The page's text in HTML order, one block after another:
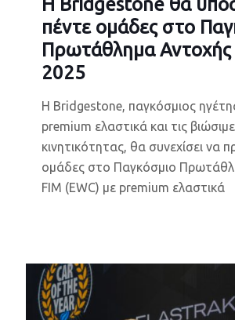
Η Bridgestone θα
πέντε ομάδες στο
Πρωτάθλημα Αντοχής
2025
Η Bridgestone, παγκόσμιος
premium ελαστικά και τις
κινητικότητας, θα συνεχίσει να
ομάδες στο Παγκόσμιο
FIM (EWC) με premium ελαστικά